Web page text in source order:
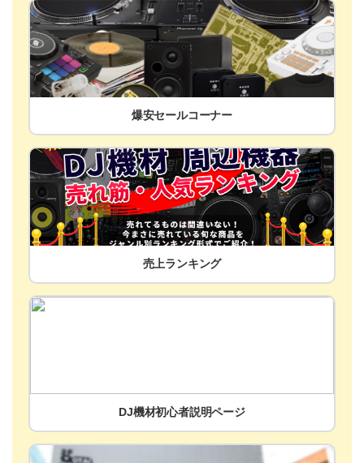
爆安セールコーナー
売上ランキング
DJ機材初心者説明ページ